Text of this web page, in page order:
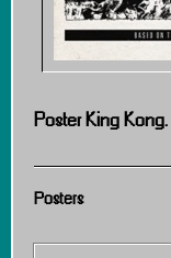
Poster King Kong.
Posters